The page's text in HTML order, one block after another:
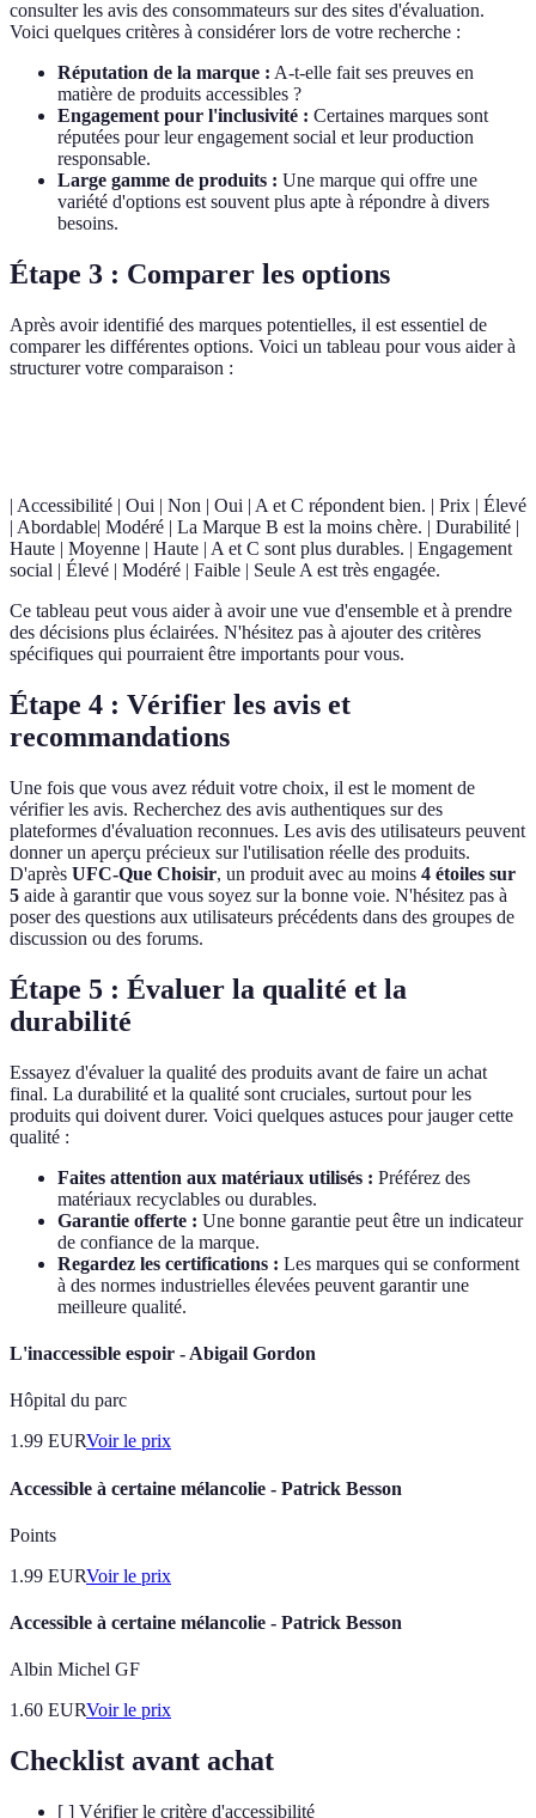
consulter les avis des consommateurs sur des sites d'évaluation.
Voici quelques critères à considérer lors de votre recherche :
Réputation de la marque : A-t-elle fait ses preuves en
matière de produits accessibles ?
Engagement pour l'inclusivité : Certaines marques sont
réputées pour leur engagement social et leur production
responsable.
Large gamme de produits : Une marque qui offre une
variété d'options est souvent plus apte à répondre à divers
besoins.
Étape 3 : Comparer les options
Après avoir identifié des marques potentielles, il est essentiel de
comparer les différentes options. Voici un tableau pour vous aider à
structurer votre comparaison :
| Accessibilité | Oui | Non | Oui | A et C répondent bien. | Prix | Élevé
| Abordable| Modéré | La Marque B est la moins chère. | Durabilité |
Haute | Moyenne | Haute | A et C sont plus durables. | Engagement
social | Élevé | Modéré | Faible | Seule A est très engagée.
Ce tableau peut vous aider à avoir une vue d'ensemble et à prendre
des décisions plus éclairées. N'hésitez pas à ajouter des critères
spécifiques qui pourraient être importants pour vous.
Étape 4 : Vérifier les avis et
recommandations
Une fois que vous avez réduit votre choix, il est le moment de
vérifier les avis. Recherchez des avis authentiques sur des
plateformes d'évaluation reconnues. Les avis des utilisateurs peuvent
donner un aperçu précieux sur l'utilisation réelle des produits.
D'après UFC-Que Choisir, un produit avec au moins 4 étoiles sur
5 aide à garantir que vous soyez sur la bonne voie. N'hésitez pas à
poser des questions aux utilisateurs précédents dans des groupes de
discussion ou des forums.
Étape 5 : Évaluer la qualité et la
durabilité
Essayez d'évaluer la qualité des produits avant de faire un achat
final. La durabilité et la qualité sont cruciales, surtout pour les
produits qui doivent durer. Voici quelques astuces pour jauger cette
qualité :
Faites attention aux matériaux utilisés : Préférez des
matériaux recyclables ou durables.
Garantie offerte : Une bonne garantie peut être un indicateur
de confiance de la marque.
Regardez les certifications : Les marques qui se conforment
à des normes industrielles élevées peuvent garantir une
meilleure qualité.
L'inaccessible espoir - Abigail Gordon
Hôpital du parc
1.99 EURVoir le prix
Accessible à certaine mélancolie - Patrick Besson
Points
1.99 EURVoir le prix
Accessible à certaine mélancolie - Patrick Besson
Albin Michel GF
1.60 EURVoir le prix
Checklist avant achat
[ ] Vérifier le critère d'accessibilité